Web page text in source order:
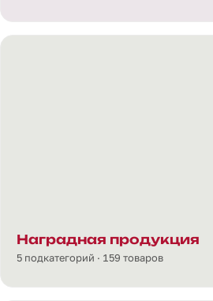
Наградная продукция
5 подкатегорий · 159 товаров